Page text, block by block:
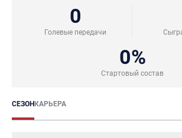
0
Голевые передачи
0%
Стартовый состав
СЕЗОНКАРЬЕРА